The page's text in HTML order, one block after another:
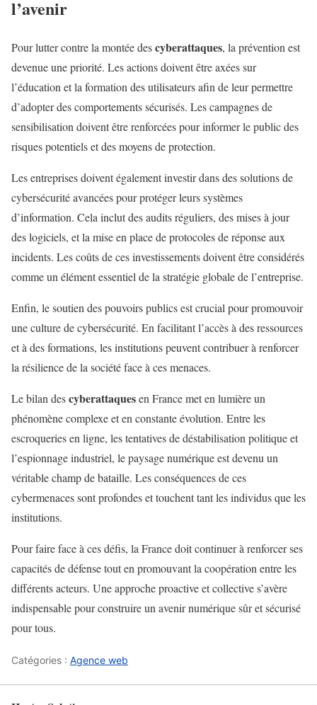
l’avenir
Pour lutter contre la montée descyberattaques, la prévention est
devenue une priorité. Les actions doivent être axées sur
l’éducation et la formation des utilisateurs afin de leur permettre
d’adopter des comportements sécurisés. Les campagnes de
sensibilisation doivent être renforcées pour informer le public des
risques potentiels et des moyens de protection.
Les entreprises doivent également investir dans des solutions de
cybersécurité avancées pour protéger leurs systèmes
d’information. Cela inclut des audits réguliers, des mises à jour
des logiciels, et la mise en place de protocoles de réponse aux
incidents. Les coûts de ces investissements doivent être considérés
comme un élément essentiel de la stratégie globale de l’entreprise.
Enfin, le soutien des pouvoirs publics est crucial pour promouvoir
une culture de cybersécurité. En facilitant l’accès à des ressources
et à des formations, les institutions peuvent contribuer à renforcer
la résilience de la société face à ces menaces.
Le bilan descyberattaquesen France met en lumière un
phénomène complexe et en constante évolution. Entre les
escroqueries en ligne, les tentatives de déstabilisation politique et
l’espionnage industriel, le paysage numérique est devenu un
véritable champ de bataille. Les conséquences de ces
cybermenaces sont profondes et touchent tant les individus que les
institutions.
Pour faire face à ces défis, la France doit continuer à renforcer ses
capacités de défense tout en promouvant la coopération entre les
différents acteurs. Une approche proactive et collective s’avère
indispensable pour construire un avenir numérique sûr et sécurisé
pour tous.
Catégories : Agence web